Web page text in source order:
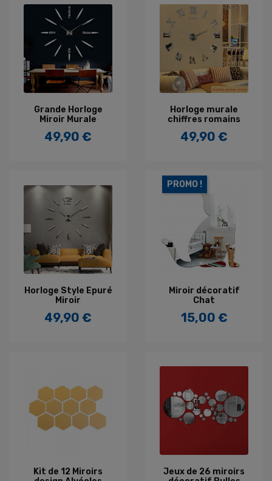
Grande Horloge
Miroir Murale
Prix
49,90 €
Horloge murale
chiffres romains
Prix
49,90 €
Horloge Style Epuré
Miroir
Prix
49,90 €
Miroir décoratif
Chat
Prix
15,00 €
PROMO !
Kit de 12 Miroirs
Jeux de 26 miroirs